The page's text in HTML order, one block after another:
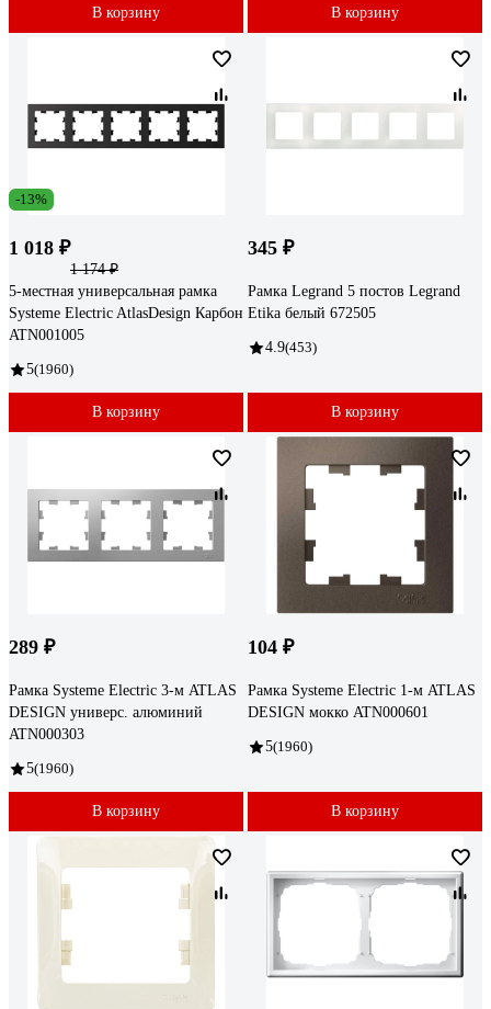
В корзину В корзину
-13%
1 018 ₽
1 174 ₽
5-местная универсальная рамка
Systeme Electric AtlasDesign Карбон
ATN001005
5(1960)
В корзину
345 ₽
Рамка Legrand 5 постов Legrand
Etika белый 672505
4.9(453)
В корзину
289 ₽
Рамка Systeme Electric 3-м ATLAS
DESIGN универс. алюминий
ATN000303
5(1960)
В корзину
104 ₽
Рамка Systeme Electric 1-м ATLAS
DESIGN мокко ATN000601
5(1960)
В корзину